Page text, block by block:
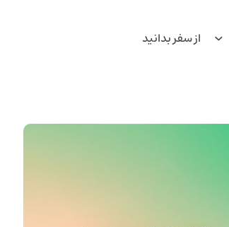
از سفر بدانید